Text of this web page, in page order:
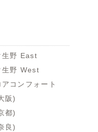
生野 East
生野 West
コンフォート
阪)
都)
良)